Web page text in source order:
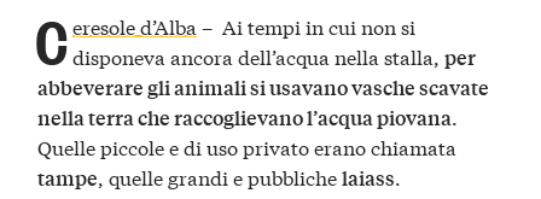
Ceresole d’Alba – Ai tempi in cui non si
disponeva ancora dell’acqua nella stalla,per
abbeverare gli animali si usavano vasche scavate
nella terra che raccoglievano l’acqua piovana.
Quelle piccole e di uso privato erano chiamata
tampe, quelle grandi e pubblichelaiass.